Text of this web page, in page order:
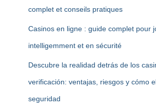
complet et conseils pratiques
Casinos en ligne : guide complet pour
intelligemment et en sécurité
Descubre la realidad detrás de los
verificación: ventajas, riesgos y cómo
seguridad